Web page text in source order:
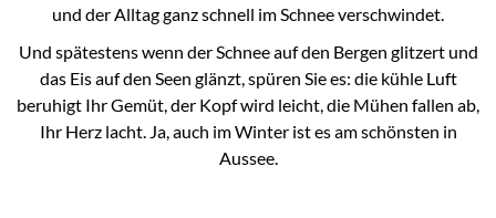
und der Alltag ganz schnell im Schnee verschwindet.
Und spätestens wenn der Schnee auf den Bergen glitzert und
das Eis auf den Seen glänzt, spüren Sie es: die kühle Luft
beruhigt Ihr Gemüt, der Kopf wird leicht, die Mühen fallen ab,
Ihr Herz lacht. Ja, auch im Winter ist es am schönsten in
Aussee.